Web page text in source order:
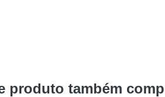
produto também